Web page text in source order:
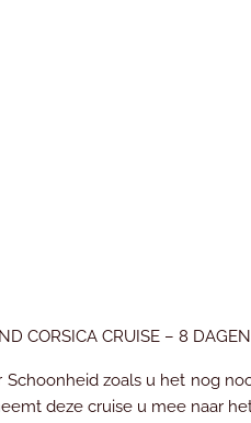
CORSICA CRUISE – 8
zoals u het nog
deze cruise u mee naar